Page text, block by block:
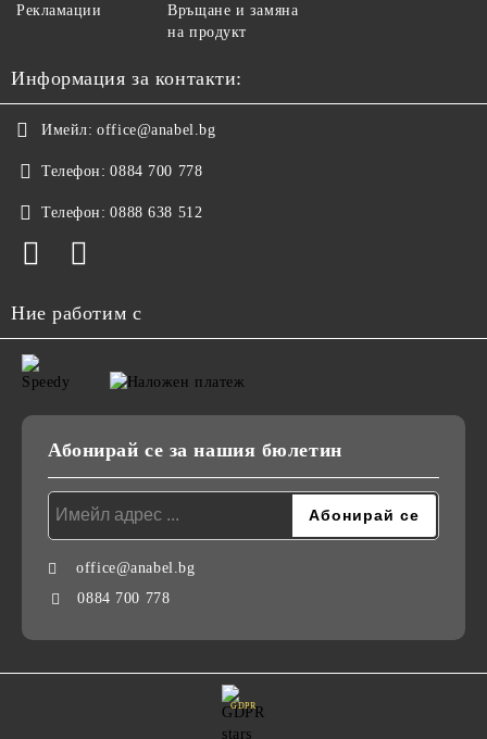
Рекламации
Връщане и замяна
на продукт
Информация за контакти:
Имейл: office@anabel.bg
Телефон: 0884 700 778
Телефон: 0888 638 512
Ние работим с
Абонирай се за нашия бюлетин
office@anabel.bg
0884 700 778
GDPR